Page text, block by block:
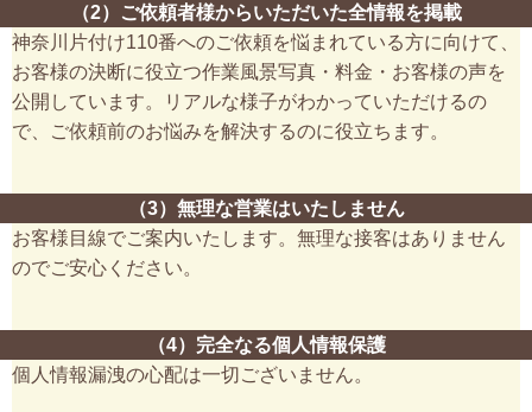
（2）ご依頼者様からいただいた全情報を掲載
神奈川片付け110番へのご依頼を悩まれている方に向けて、
お客様の決断に役立つ作業風景写真・料金・お客様の声を
公開しています。リアルな様子がわかっていただけるの
で、ご依頼前のお悩みを解決するのに役立ちます。
（3）無理な営業はいたしません
お客様目線でご案内いたします。無理な接客はありません
のでご安心ください。
（4）完全なる個人情報保護
個人情報漏洩の心配は一切ございません。